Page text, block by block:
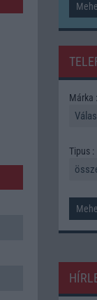
Márka :
Tipus :